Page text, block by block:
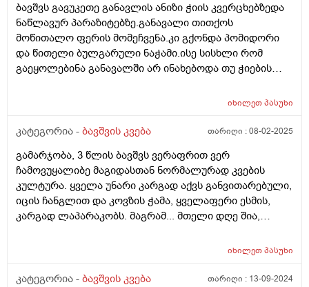
კვებიდან დილის კვებამდე? გმადლობᲗ
ბავშვს გავუკეთე განავლის ანიზი ჭიის კვერცხებზედა
ნაწლავურ პარაზიტებზე.განავალი თითქოს
მოწითალო ფერის მომეჩვენა.კი გქონდა პომიდორი
და წითელი ბულგარული ნაჭამი.ისე სისხლი რომ
გაეყოლებინა განავალში არ ინახებოდა თუ ჭიების
იხილეთპასუხი
კატეგორია - ბავშვის კვება თარიღი :08-02-2025
გამარჯობა, 3 წლის ბავშვს ვერაფრით ვერ
ჩამოვუყალიბე მაგიდასთან ნორმალურად კვების
კულტურა. ყველა უნარი კარგად აქვს განვითარებული,
იცის ჩანგლით და კოვზის ჭამა, ყველაფერი ესმის,
კარგად ლაპარაკობს. მაგრამ... მთელი დღე შია,
გავაგებინე ის, თუ რა უნდა ჭამოს, რომ დანაყრდეს და
განმავლობაში ჭამს ლუკმა-ლუკმა, პურს ნამცეც-
იხილეთპასუხი
კატეგორია - ბავშვის კვება თარიღი : 13-09-2024